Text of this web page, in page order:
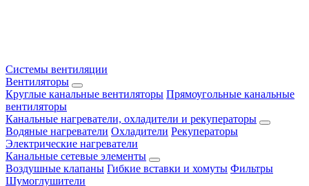
Системы вентиляции
Вентиляторы
Круглые канальные вентиляторы Прямоугольные канальные
вентиляторы
Канальные нагреватели, охладители и рекуператоры
Водяные нагреватели Охладители Рекуператоры
Электрические нагреватели
Канальные сетевые элементы
Воздушные клапаны Гибкие вставки и хомуты Фильтры
Шумоглушители